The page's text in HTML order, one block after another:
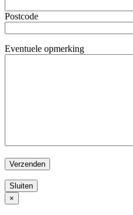
Postcode
Eventuele opmerking
Sluiten
×